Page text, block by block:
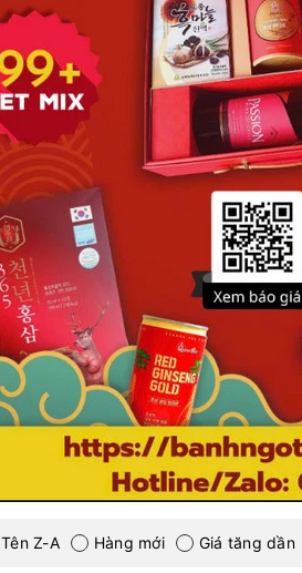
Tên Z-A Hàng mới Giá tăng dần